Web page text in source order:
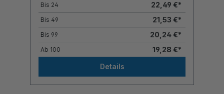
Bis 24 22,49 €*
Bis 49 21,53 €*
Bis 99 20,24 €*
Ab 100
19,28 €*
Details